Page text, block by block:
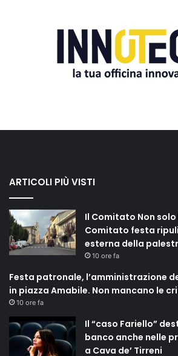
ARTICOLI PIÙ VISTI
Il Comitato Non
Comitato festa
esterna della
10 ore fa
Festa patronale, l’amministrazione
in piazza Amabile. Non mancano le
10 ore fa
Il “caso Fariello”
banco anche nelle
a Cava de’ Tirreni